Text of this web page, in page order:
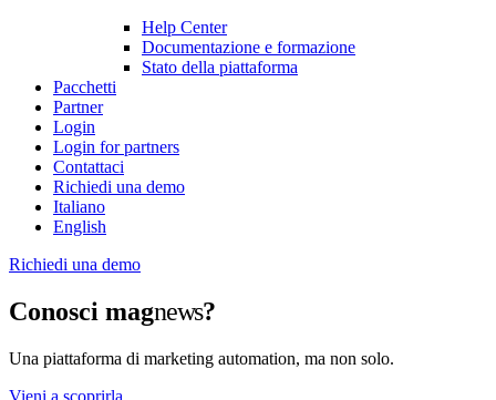
Help Center
Documentazione e formazione
Stato della piattaforma
Pacchetti
Partner
Login
Login for partners
Contattaci
Richiedi una demo
Italiano
English
Richiedi una demo
Conosci magnews?
Una piattaforma di marketing automation, ma non solo.
Vieni a scoprirla